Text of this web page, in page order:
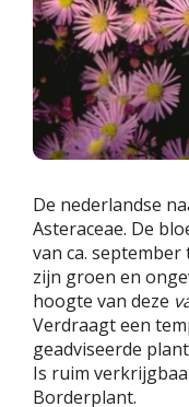
De nederlandse
Asteraceae. De
van ca.
zijn groen en
hoogte van deze
Verdraagt een
geadviseerde
Is ruim
Borderplant.